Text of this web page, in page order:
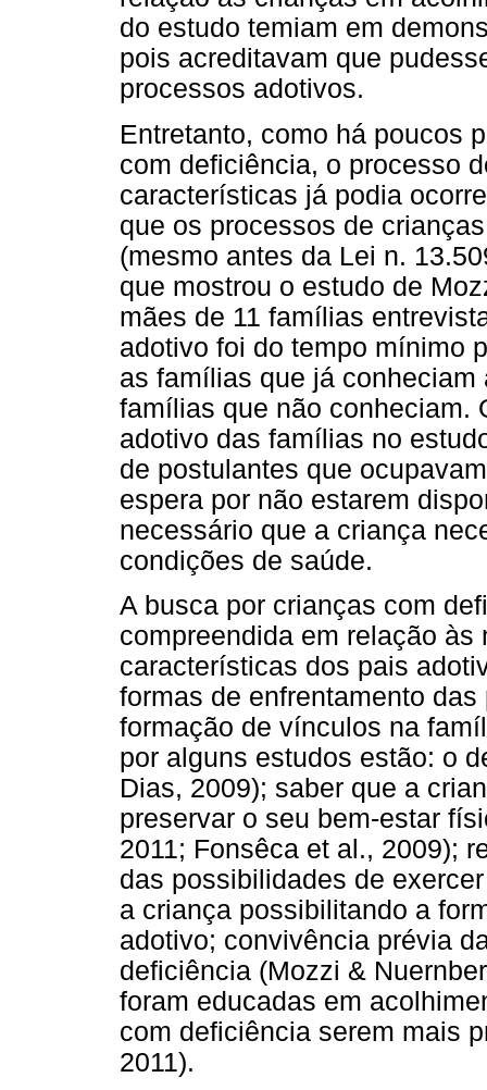
do estudo temiam em
pois acreditavam que
processos adotivos.
Entretanto, como há poucos
com deficiência, o processo
características já podia
que os processos de
(mesmo antes da Lei n.
que mostrou o estudo de
mães de 11 famílias
adotivo foi do tempo mínimo
as famílias que já
famílias que não conheciam.
adotivo das famílias no
de postulantes que
espera por não estarem
necessário que a criança
condições de saúde.
A busca por crianças com
compreendida em relação
características dos pais
formas de enfrentamento
formação de vínculos na
por alguns estudos estão: o
Dias, 2009); saber que a
preservar o seu bem-estar
2011; Fonsêca et al., 2009);
das possibilidades de
a criança possibilitando a
adotivo; convivência prévia
deficiência (Mozzi &
foram educadas em
com deficiência serem mais
2011).